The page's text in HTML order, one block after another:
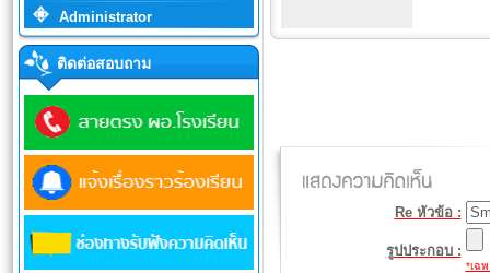
Administrator
ติดต่อสอบถาม
Re หัวข้อ :
รูปประกอบ :
*เฉ